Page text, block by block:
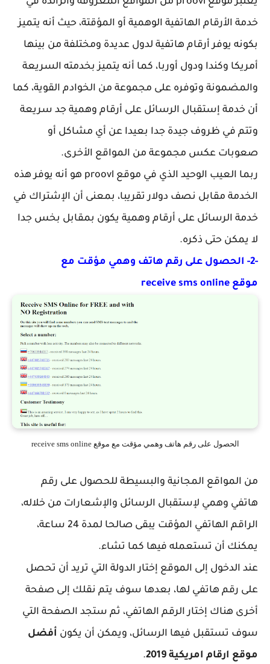
خدمة الأرقام الهاتفية الوهمية أو المؤقتة، حيث أنه يتميز
بكونه يوفر أرقام هاتفية لدول عديدة ومختلفة من بينها
أمريكا وكندا ودول أوربا، كما أنه يتميز بخدمته السريعة
والمضمونة وتوفره على مجموعة من الخوادم القوية، كما
أن خدمة إستقبال الرسائل على أرقام وهمية جد سريعة
وتتم في ظروف جيدة جدا بعيدا عن أي مشاكل أو
صعوبات عكس مجموعة من المواقع الأخرى.
ربما العيب الوحيد الذي في موقع proovl هو أنه يوفر هذه
الخدمة مقابل نصف دولار تقريبا، بمعنى أن الإشتراك في
خدمة الرسائل على أرقام وهمية يكون بمقابل بخس جدا
لا يمكن حتى ذكره.
-2- الحصول على رقم هاتف وهمي مؤقت مع
موقع receive sms online
الحصول على رقم هاتف وهمي مؤقت مع موقع receive sms online
من المواقع المجانية والبسيطة للحصول على رقم
هاتفي وهمي لإستقبال الرسائل والإشعارات من خلاله،
الراقم الهاتفي المؤقت يبقى صالحا لمدة 24 ساعة،
يمكنك أن تستعمله فيها كما تشاء.
عند الدخول إلى الموقع إختار الدولة التي تريد أن تحصل
على رقم هاتفي لها، بعدها سوف يتم نقلك إلى صفحة
أخرى هناك إختار الرقم الهاتفي، ثم ستجد الصفحة التي
سوف تستقبل فيها الرسائل، ويمكن أن يكون أفضل
موقع ارقام امريكية 2019
.